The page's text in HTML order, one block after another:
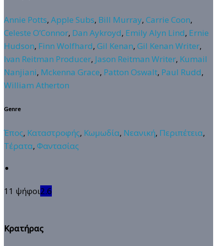
Annie Potts, Apple Subs, Bill Murray, Carrie Coon,
Celeste O’Connor, Dan Aykroyd, Emily Alyn Lind, Ernie
Hudson, Finn Wolfhard, Gil Kenan, Gil Kenan Writer,
Ivan Reitman Producer, Jason Reitman Writer, Kumail
Nanjiani, Mckenna Grace, Patton Oswalt, Paul Rudd,
William Atherton
Genre
Έπος, Καταστροφής, Κωμωδία, Νεανική, Περιπέτεια,
Τέρατα, Φαντασίας
11 ψήφοι2.6
Κρατήρας